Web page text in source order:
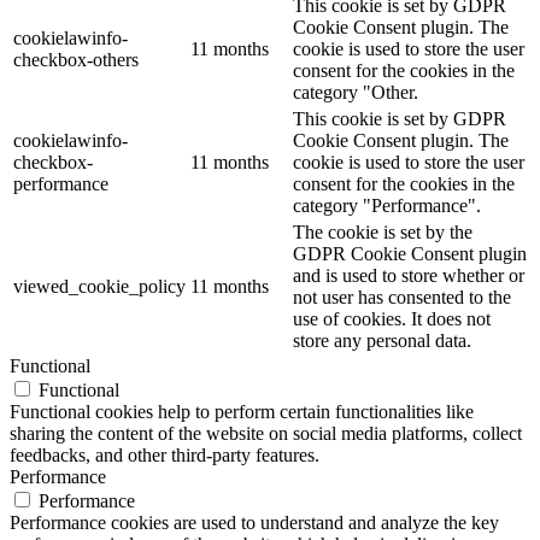
cookielawinfo-
checkbox-others
11 months
This cookie is set by GDPR
Cookie Consent plugin. The
cookie is used to store the user
consent for the cookies in the
category "Other.
cookielawinfo-
checkbox-
performance
11 months
This cookie is set by GDPR
Cookie Consent plugin. The
cookie is used to store the user
consent for the cookies in the
category "Performance".
viewed_cookie_policy 11 months
The cookie is set by the
GDPR Cookie Consent plugin
and is used to store whether or
not user has consented to the
use of cookies. It does not
store any personal data.
Functional
Functional
Functional cookies help to perform certain functionalities like
sharing the content of the website on social media platforms, collect
feedbacks, and other third-party features.
Performance
Performance
Performance cookies are used to understand and analyze the key